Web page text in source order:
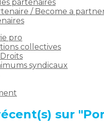
partenaires
/ Become a
pro
collectives
syndicaux
sur